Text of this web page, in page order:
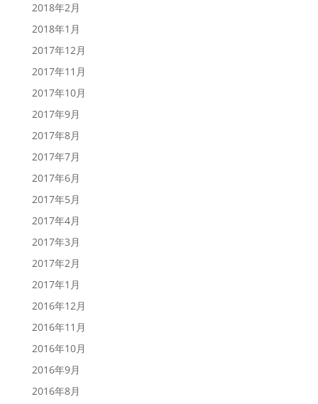
2018年2月
2018年1月
2017年12月
2017年11月
2017年10月
2017年9月
2017年8月
2017年7月
2017年6月
2017年5月
2017年4月
2017年3月
2017年2月
2017年1月
2016年12月
2016年11月
2016年10月
2016年9月
2016年8月